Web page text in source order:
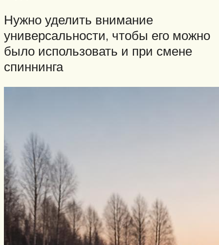
Нужно уделить внимание
универсальности, чтобы его можно
было использовать и при смене
спиннинга